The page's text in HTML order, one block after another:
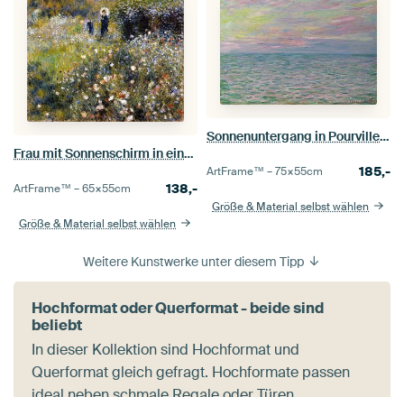
Frau mit Sonnenschirm in einem Garten - Pierre-Auguste Renoir
ArtFrame™ –65×55cm 138,-
Größe & Material selbst wählen
Sonnenuntergang in Pourville, offenes Meer, Claude Monet
ArtFrame™ –75×55cm 185,-
Größe & Material selbst wählen
Weitere Kunstwerke unter diesem Tipp
Hochformat oder Querformat - beide sind
beliebt
In dieser Kollektion sind Hochformat und
Querformat gleich gefragt. Hochformate passen